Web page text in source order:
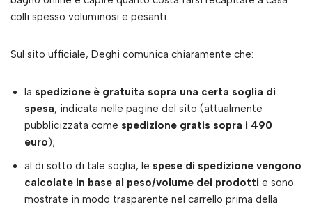
colli spesso voluminosi e pesanti.
Sul sito ufficiale, Deghi comunica chiaramente che:
la spedizione è gratuita sopra una certa soglia di
spesa, indicata nelle pagine del sito (attualmente
pubblicizzata come spedizione gratis sopra i 490
euro);
al di sotto di tale soglia, le spese di spedizione vengono
calcolate in base al peso/volume dei prodotti e sono
mostrate in modo trasparente nel carrello prima della